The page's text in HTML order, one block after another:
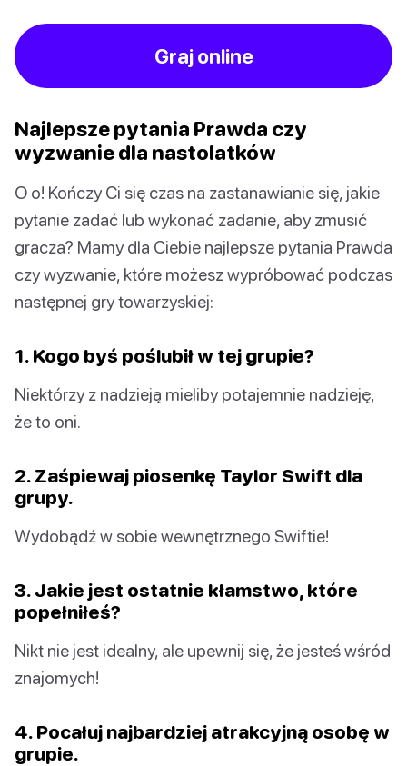
Graj online
Najlepsze pytania Prawda czy
wyzwanie dla nastolatków
O o! Kończy Ci się czas na zastanawianie się, jakie
pytanie zadać lub wykonać zadanie, aby zmusić
gracza? Mamy dla Ciebie najlepsze pytania Prawda
czy wyzwanie, które możesz wypróbować podczas
następnej gry towarzyskiej:
1. Kogo byś poślubił w tej grupie?
Niektórzy z nadzieją mieliby potajemnie nadzieję,
że to oni.
2. Zaśpiewaj piosenkę Taylor Swift dla
grupy.
Wydobądź w sobie wewnętrznego Swiftie!
3. Jakie jest ostatnie kłamstwo, które
popełniłeś?
Nikt nie jest idealny, ale upewnij się, że jesteś wśród
znajomych!
4. Pocałuj najbardziej atrakcyjną osobę w
grupie.